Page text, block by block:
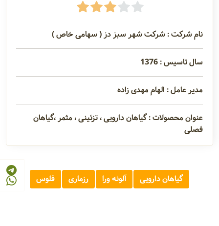
نام شرکت : شرکت شهر سبز دز ( سهامی خاص )
سال تاسیس : 1376
مدیر عامل : الهام مهدی زاده
عنوان محصولات : گیاهان دارویی ، تزئینی ، مثمر ،گیاهان
فصلی
گیاهان دارویی آلوئه ورا رزماری فلوس